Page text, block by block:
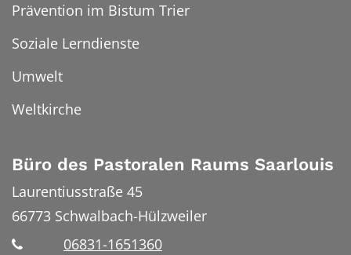
Prävention im Bistum Trier
Soziale Lerndienste
Umwelt
Weltkirche
Büro des Pastoralen Raums Saarlouis
Laurentiusstraße 45
66773 Schwalbach-Hülzweiler
06831-1651360